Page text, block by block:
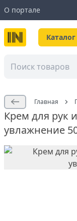
О портале
Каталог
Главная
Крем для рук
увлажнение